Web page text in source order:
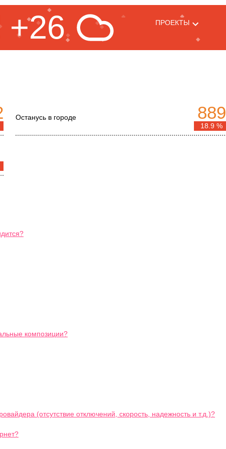
+26 ПРОЕКТЫ
Останусь в городе 889
18.9 %
композиции?
(отсутствие отключений, скорость, надежность и т.д.)?